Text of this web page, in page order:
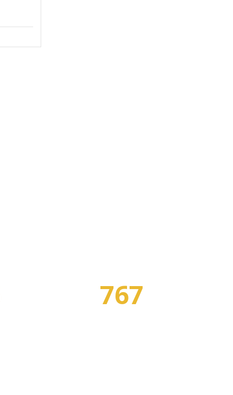
767